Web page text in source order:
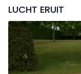
LUCHT ERUIT